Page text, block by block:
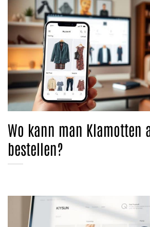
Wo kann man Klamotten
bestellen?